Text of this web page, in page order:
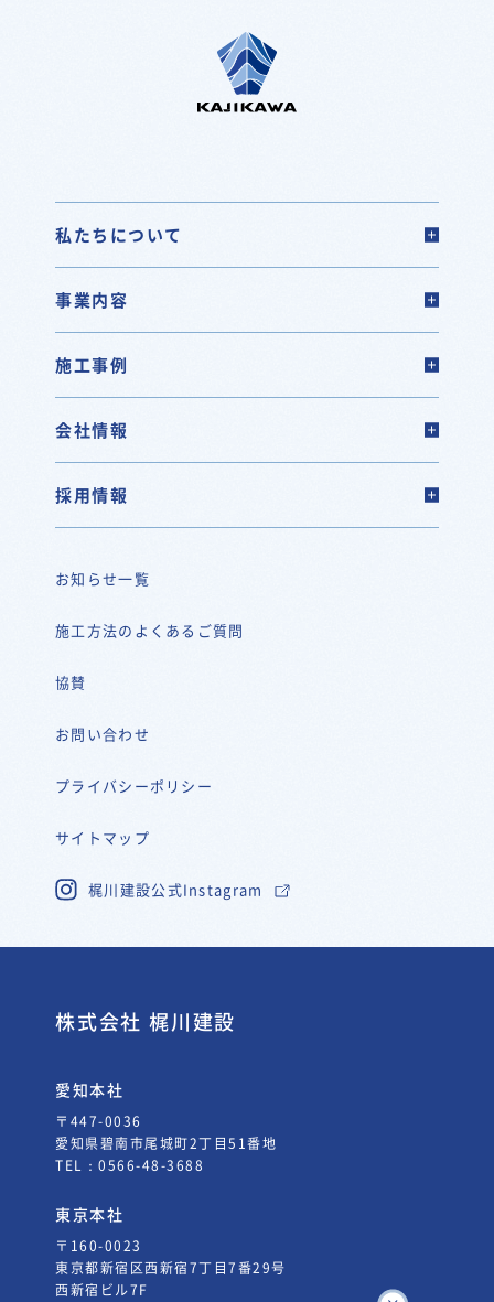
私たちについて
事業内容
施工事例
会社情報
採用情報
お知らせ一覧
施工方法のよくあるご質問
協賛
お問い合わせ
プライバシーポリシー
サイトマップ
梶川建設公式Instagram
株式会社 梶川建設
愛知本社
〒447-0036
愛知県碧南市尾城町2丁目51番地
TEL： 0566-48-3688
東京本社
〒160-0023
東京都新宿区西新宿7丁目7番29号
西新宿ビル7F